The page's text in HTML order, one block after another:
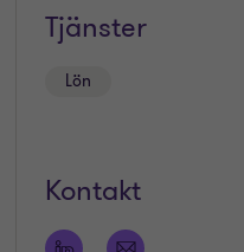
Tjänster
Lön
Kontakt